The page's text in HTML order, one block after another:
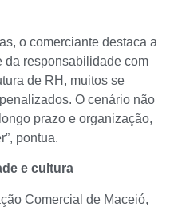
o comerciante destaca a
da responsabilidade com
de RH, muitos se
O cenário não
prazo e organização,
pontua.
e cultura
Comercial de Maceió,